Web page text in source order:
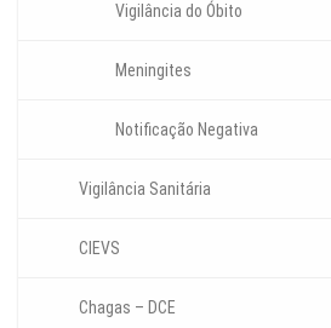
Vigilância do Óbito
Meningites
Notificação Negativa
Vigilância Sanitária
CIEVS
Chagas – DCE